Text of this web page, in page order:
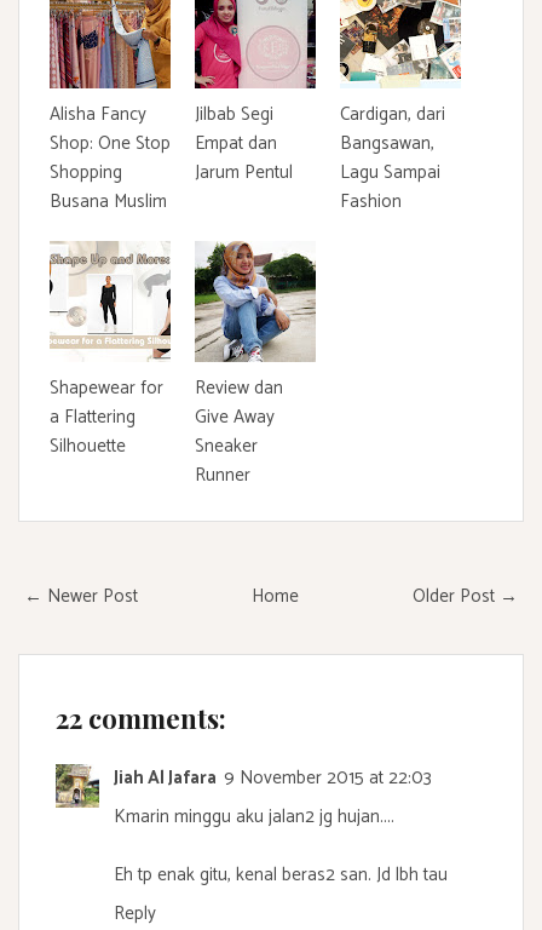
Alisha Fancy
Shop: One Stop
Shopping
Busana Muslim
Jilbab Segi
Empat dan
Jarum Pentul
Cardigan, dari
Bangsawan,
Lagu Sampai
Fashion
Shapewear for
a Flattering
Silhouette
Review dan
Give Away
Sneaker
Runner
← Newer Post Older Post →
Home
22 comments:
Jiah Al Jafara 9 November 2015 at 22:03
Kmarin minggu aku jalan2 jg hujan....
Eh tp enak gitu, kenal beras2 san. Jd lbh tau
Reply